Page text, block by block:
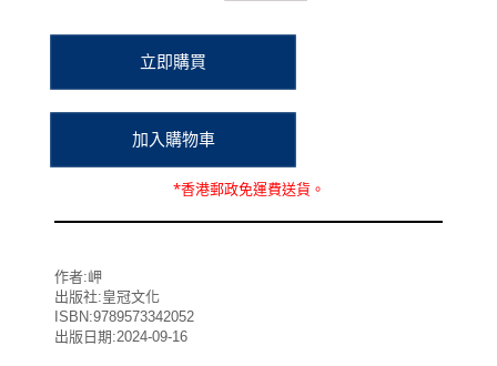
*香港郵政免運費送貨。
作者:岬
出版社:皇冠文化
ISBN:9789573342052
出版日期:2024-09-16